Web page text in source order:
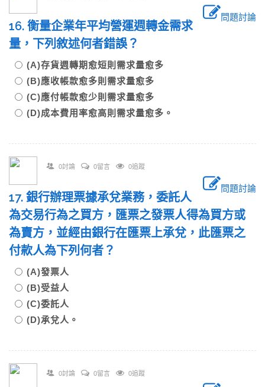
問題討論
16. 衡量企業年平均營運週轉金需求
量，下列敘述何者錯誤？
(A)存貨週轉期愈短則需求量愈多
(B)應收帳款愈多則需求量愈多
(C)應付帳款愈少則需求量愈多
(D)成本費用率愈高則需求量愈多。
0討論 0留言 0追蹤
問題討論
17. 銀行辦理票據承兌業務，委託人
為交易行為之買方，匯票之發票人得為買方或
為賣方，並經由銀行在匯票上承兌，此匯票之
付款人為下列何者？
(A)發票人
(B)受益人
(C)委託人
(D)承兌人。
0討論 0留言 0追蹤